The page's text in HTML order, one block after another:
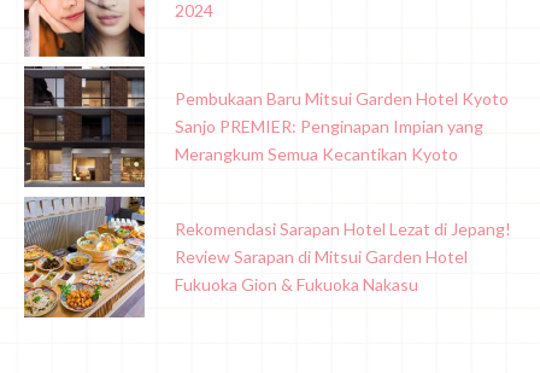
2024
Pembukaan Baru Mitsui Garden Hotel Kyoto
Sanjo PREMIER: Penginapan Impian yang
Merangkum Semua Kecantikan Kyoto
Rekomendasi Sarapan Hotel Lezat di Jepang!
Review Sarapan di Mitsui Garden Hotel
Fukuoka Gion & Fukuoka Nakasu